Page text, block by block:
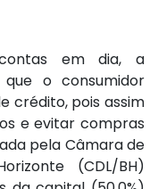
em dia, a
o consumidor
crédito, pois assim
e evitar compras
pela Câmara de
(CDL/BH)